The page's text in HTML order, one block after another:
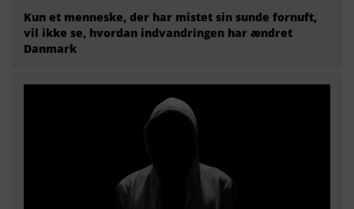
Kun et menneske, der har mistet sin sunde fornuft,
vil ikke se, hvordan indvandringen har ændret
Danmark